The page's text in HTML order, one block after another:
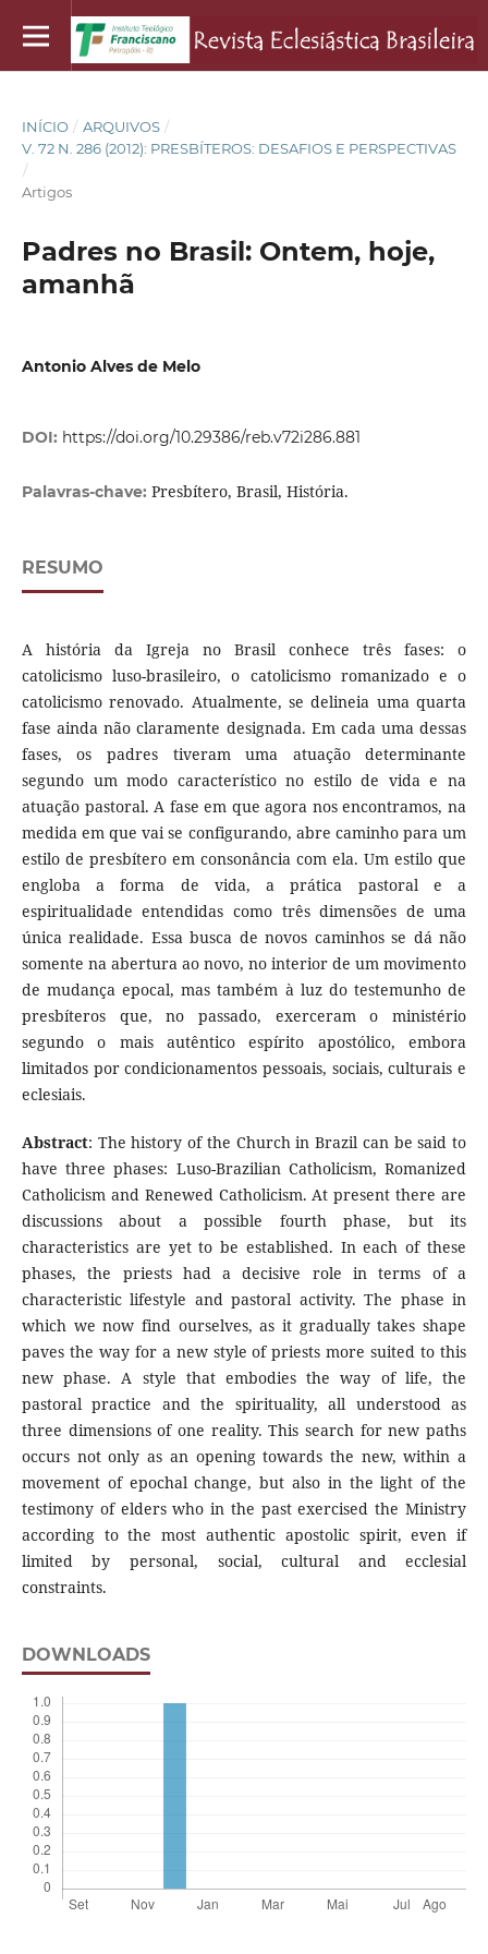
INÍCIO / ARQUIVOS /
V. 72 N. 286 (2012): PRESBÍTEROS: DESAFIOS E PERSPECTIVAS
/
Artigos
Padres no Brasil: Ontem, hoje,
amanhã
Antonio Alves de Melo
DOI: https://doi.org/10.29386/reb.v72i286.881
Palavras-chave: Presbítero, Brasil, História.
RESUMO
A história da Igreja no Brasil conhece três fases: o
catolicismo luso-brasileiro, o catolicismo romanizado e o
catolicismo renovado. Atualmente, se delineia uma quarta
fase ainda não claramente designada. Em cada uma dessas
fases, os padres tiveram uma atuação determinante
segundo um modo característico no estilo de vida e na
atuação pastoral. A fase em que agora nos encontramos, na
medida em que vai se configurando, abre caminho para um
estilo de presbítero em consonância com ela. Um estilo que
engloba a forma de vida, a prática pastoral e a
espiritualidade entendidas como três dimensões de uma
única realidade. Essa busca de novos caminhos se dá não
somente na abertura ao novo, no interior de um movimento
de mudança epocal, mas também à luz do testemunho de
presbíteros que, no passado, exerceram o ministério
segundo o mais autêntico espírito apostólico, embora
limitados por condicionamentos pessoais, sociais, culturais e
eclesiais.
Abstract: The history of the Church in Brazil can be said to
have three phases: Luso-Brazilian Catholicism, Romanized
Catholicism and Renewed Catholicism. At present there are
discussions about a possible fourth phase, but its
characteristics are yet to be established. In each of these
phases, the priests had a decisive role in terms of a
characteristic lifestyle and pastoral activity. The phase in
which we now find ourselves, as it gradually takes shape
paves the way for a new style of priests more suited to this
new phase. A style that embodies the way of life, the
pastoral practice and the spirituality, all understood as
three dimensions of one reality. This search for new paths
occurs not only as an opening towards the new, within a
movement of epochal change, but also in the light of the
testimony of elders who in the past exercised the Ministry
according to the most authentic apostolic spirit, even if
limited by personal, social, cultural and ecclesial
constraints.
DOWNLOADS